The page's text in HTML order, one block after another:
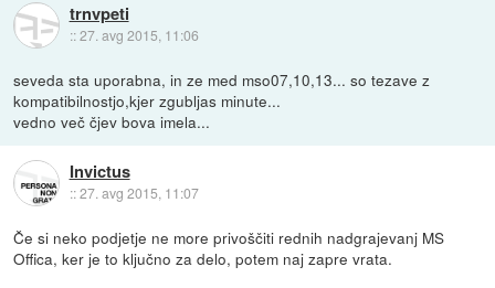
trnvpeti
::27. avg 2015, 11:06
seveda sta uporabna, in ze med mso07,10,13... so tezave z
kompatibilnostjo,kjer zgubljas minute...
vedno več čjev bova imela...
Invictus
::27. avg 2015, 11:07
Če si neko podjetje ne more privoščiti rednih nadgrajevanj MS
Offica, ker je to ključno za delo, potem naj zapre vrata.